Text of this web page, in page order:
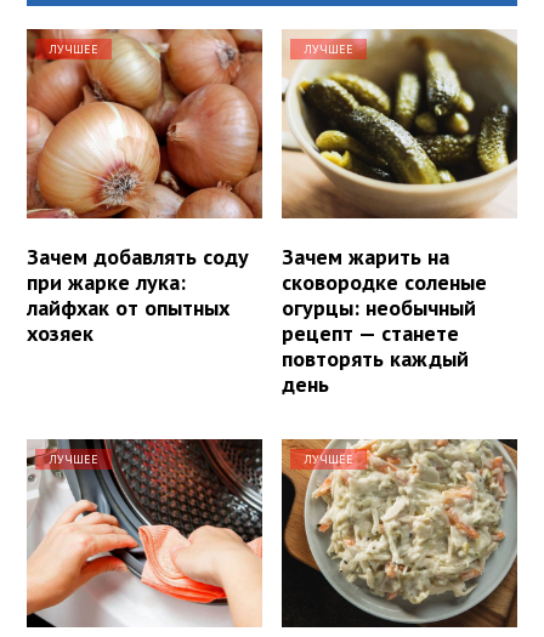
ЛУЧШЕЕ
Зачем добавлять соду
при жарке лука:
лайфхак от опытных
хозяек
ЛУЧШЕЕ
Зачем жарить на
сковородке соленые
огурцы: необычный
рецепт — станете
повторять каждый
день
ЛУЧШЕЕ ЛУЧШЕЕ